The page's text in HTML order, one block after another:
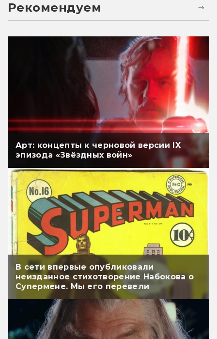
Рекомендуем
Арт: концепты к черновой версии IX
эпизода «Звёздных войн»
В сети впервые опубликовали
неизданное стихотворение Набокова о
Супермене. Мы его перевели